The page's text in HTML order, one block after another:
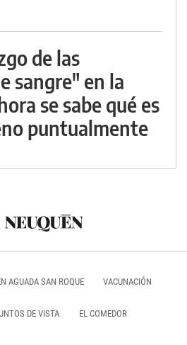
de las
sangre" en la
se sabe qué es
puntualmente
AGUADA SAN ROQUE VACUNACIÓN
DE VISTA EL COMEDOR